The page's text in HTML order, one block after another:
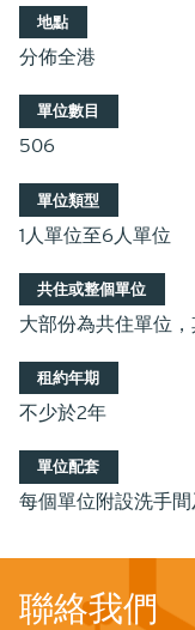
地點
分佈全港
單位數目
506
單位類型
1人單位至6人單位
共住或整個單位
大部份為共住單位
租約年期
不少於2年
單位配套
每個單位附設洗手
聯絡我們